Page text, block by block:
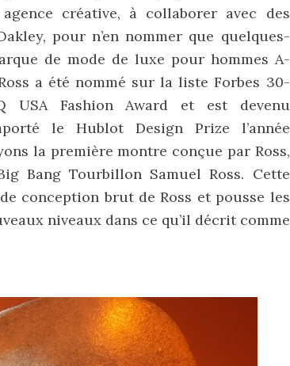
créative, à collaborer avec des
pour n’en nommer que quelques-
de mode de luxe pour hommes A-
a été nommé sur la liste Forbes 30-
USA Fashion Award et est devenu
le Hublot Design Prize l’année
la première montre conçue par Ross,
Bang Tourbillon Samuel Ross. Cette
conception brut de Ross et pousse les
niveaux dans ce qu’il décrit comme